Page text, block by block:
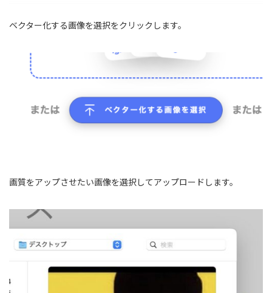
ベクター化する画像を選択をクリックします。
画質をアップさせたい画像を選択してアップロードします。